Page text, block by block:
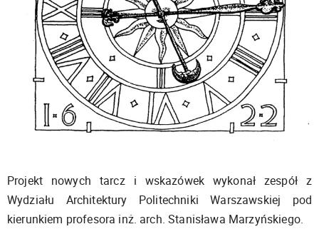
Projekt nowych tarcz i wskazówek wykonał zespół z
Wydziału Architektury Politechniki Warszawskiej pod
kierunkiem profesora inż. arch. Stanisława Marzyńskiego.